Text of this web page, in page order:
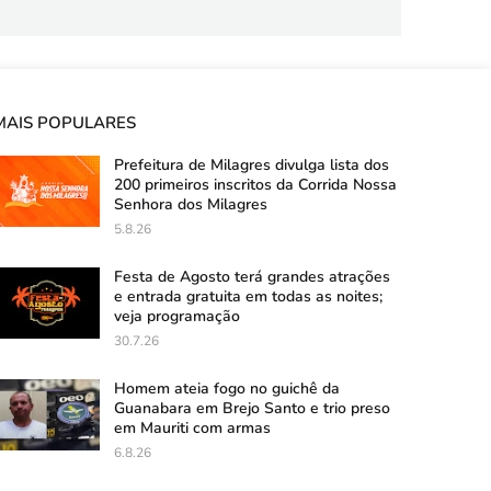
POPULARES
Prefeitura de Milagres divulga lista dos
200 primeiros inscritos da Corrida Nossa
Senhora dos Milagres
5.8.26
Festa de Agosto terá grandes atrações
e entrada gratuita em todas as noites;
veja programação
30.7.26
Homem ateia fogo no guichê da
Guanabara em Brejo Santo e trio preso
em Mauriti com armas
6.8.26